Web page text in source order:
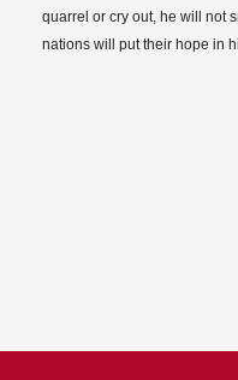
quarrel or cry out, he will not
nations will put their hope in